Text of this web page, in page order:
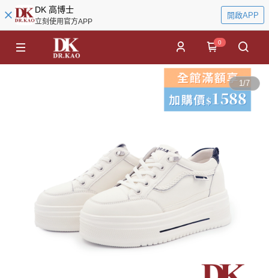
DK 高博士
立刻使用官方APP
開啟APP
0
1/7